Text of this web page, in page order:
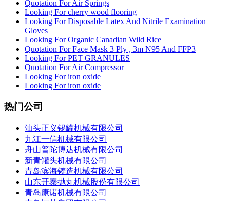
Quotation For Air Springs
Looking For cherry wood flooring
Looking For Disposable Latex And Nitrile Examination
Gloves
Looking For Organic Canadian Wild Rice
Quotation For Face Mask 3 Ply , 3m N95 And FFP3
Looking For PET GRANULES
Quotation For Air Compressor
Looking For iron oxide
Looking For iron oxide
热门公司
汕头正义锡罐机械有限公司
九江一信机械有限公司
舟山普陀博达机械有限公司
新青罐头机械有限公司
青岛滨海铸造机械有限公司
山东开泰抛丸机械股份有限公司
青岛康诺机械有限公司